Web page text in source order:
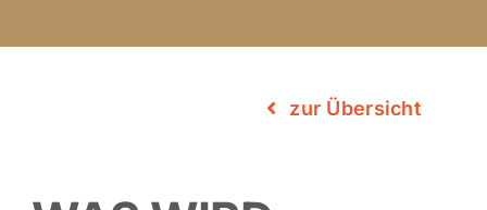
zur Übersicht